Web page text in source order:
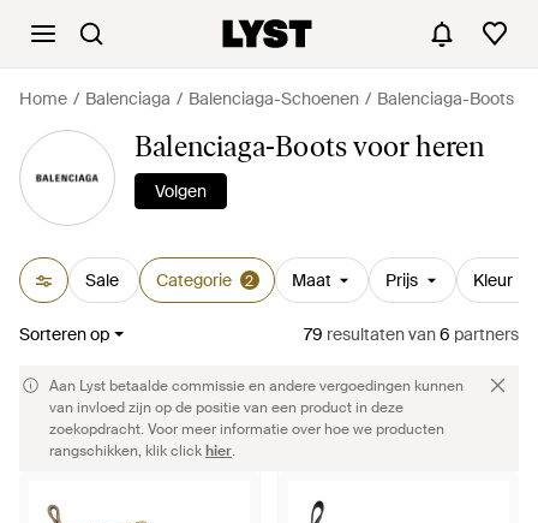
Home Balenciaga Balenciaga-Schoenen Balenciaga-Boots
Balenciaga-Boots voor heren
Volgen
Sale Categorie 2 Maat Prijs Kleur
Sorteren op 79 resultatenvan6 partners
Aan Lyst betaalde commissie en andere vergoedingen kunnen
van invloed zijn op de positie van een product in deze
zoekopdracht. Voor meer informatie over hoe we producten
rangschikken, klik clickhier.